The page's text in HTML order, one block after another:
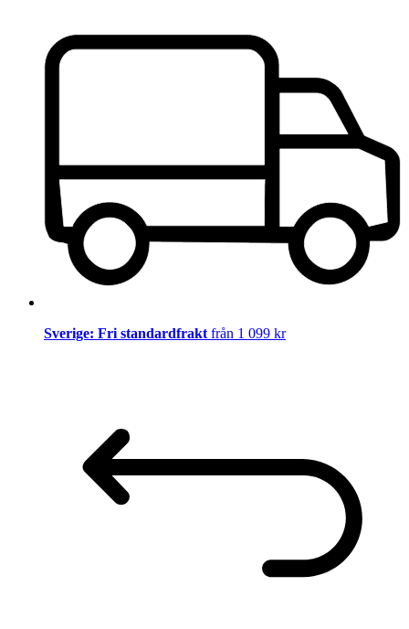
Sverige: Fri standardfrakt från 1 099 kr